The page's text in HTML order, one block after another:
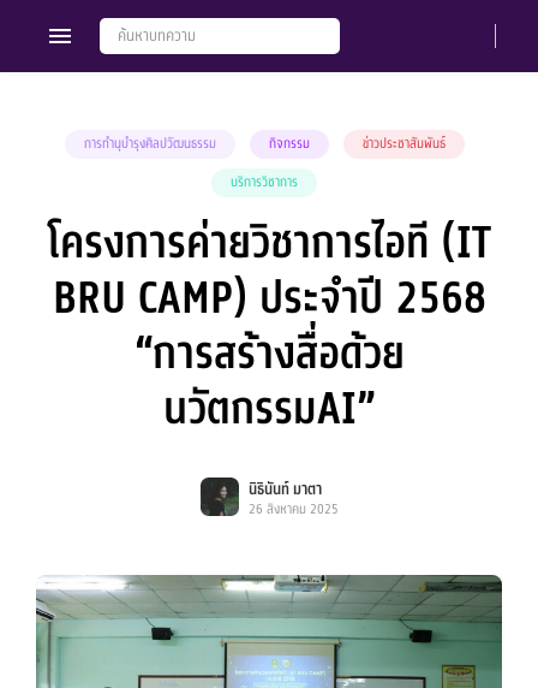
การทำนุบำรุงศิลปวัฒนธรรม กิจกรรม
ข่าวประชาสัมพันธ์
บริการวิชาการ
โครงการค่ายวิชาการไอที (IT
BRU CAMP) ประจำปี 2568
“การสร้างสื่อด้วย
นวัตกรรมAI”
นิธินันท์ มาตา
26 สิงหาคม 2025